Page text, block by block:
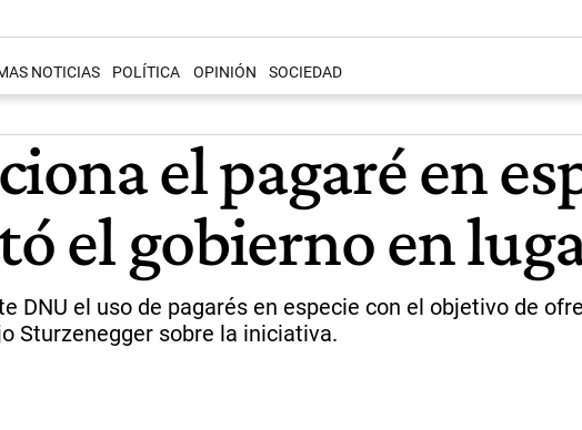
NOTICIAS POLÍTICA OPINIÓN SOCIEDAD
el pagaré en
el gobierno en
DNU el uso de pagarés en especie con el objetivo de
Sturzenegger sobre la iniciativa.